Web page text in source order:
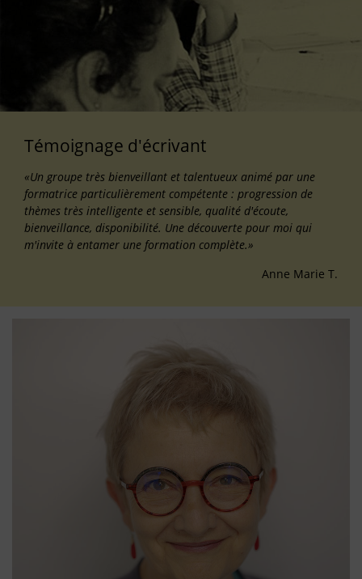
Témoignage d'écrivant
«Un groupe très bienveillant et talentueux animé par une
formatrice particulièrement compétente : progression de
thèmes très intelligente et sensible, qualité d'écoute,
bienveillance, disponibilité. Une découverte pour moi qui
m'invite à entamer une formation complète.»
Anne Marie T.